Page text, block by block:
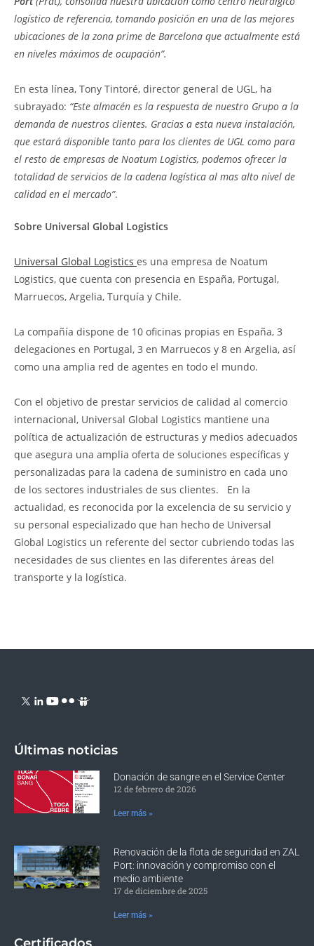
logístico de referencia, tomando posición en una de las mejores
ubicaciones de la zona prime de Barcelona que actualmente está
en niveles máximos de ocupación”.
En esta línea, Tony Tintoré, director general de UGL, ha
subrayado: “Este almacén es la respuesta de nuestro Grupo a la
demanda de nuestros clientes. Gracias a esta nueva instalación,
que estará disponible tanto para los clientes de UGL como para
el resto de empresas de Noatum Logistics, podemos ofrecer la
totalidad de servicios de la cadena logística al mas alto nivel de
calidad en el mercado”.
Sobre Universal Global Logistics
Universal Global Logistics es una empresa de Noatum
Logistics, que cuenta con presencia en España, Portugal,
Marruecos, Argelia, Turquía y Chile.
La compañía dispone de 10 oficinas propias en España, 3
delegaciones en Portugal, 3 en Marruecos y 8 en Argelia, así
como una amplia red de agentes en todo el mundo.
Con el objetivo de prestar servicios de calidad al comercio
internacional, Universal Global Logistics mantiene una
política de actualización de estructuras y medios adecuados
que asegura una amplia oferta de soluciones específicas y
personalizadas para la cadena de suministro en cada uno
de los sectores industriales de sus clientes. En la
actualidad, es reconocida por la excelencia de su servicio y
su personal especializado que han hecho de Universal
Global Logistics un referente del sector cubriendo todas las
necesidades de sus clientes en las diferentes áreas del
transporte y la logística.
Últimas noticias
Donación de sangre en el Service Center
12 de febrero de 2026
Leer más »
Renovación de la flota de seguridad en ZAL
Port: innovación y compromiso con el
medio ambiente
17 de diciembre de 2025
Leer más »